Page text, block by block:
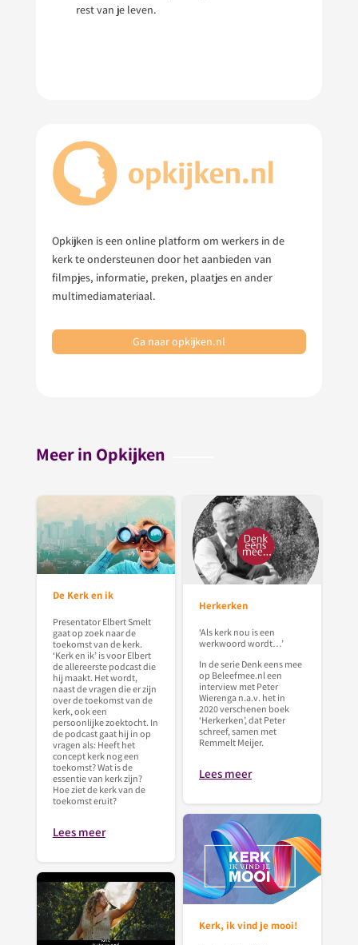
rest van je leven.
Opkijken is een online platform om werkers in de
kerk te ondersteunen door het aanbieden van
filmpjes, informatie, preken, plaatjes en ander
multimediamateriaal.
Ga naar opkijken.nl
Meer in Opkijken
De Kerk en ik
Presentator Elbert Smelt
gaat op zoek naar de
toekomst van de kerk.
‘Kerk en ik’ is voor Elbert
de allereerste podcast die
hij maakt. Het wordt,
naast de vragen die er zijn
over de toekomst van de
kerk, ook een
persoonlijke zoektocht. In
de podcast gaat hij in op
vragen als: Heeft het
concept kerk nog een
toekomst? Wat is de
essentie van kerk zijn?
Hoe ziet de kerk van de
toekomst eruit?
Lees meer
Herkerken
‘Als kerk nou is een
werkwoord wordt…’
In de serie Denk eens mee
op Beleefmee.nl een
interview met Peter
Wierenga n.a.v. het in
2020 verschenen boek
‘Herkerken’, dat Peter
schreef, samen met
Remmelt Meijer.
Lees meer
Kerk, ik vind je mooi!